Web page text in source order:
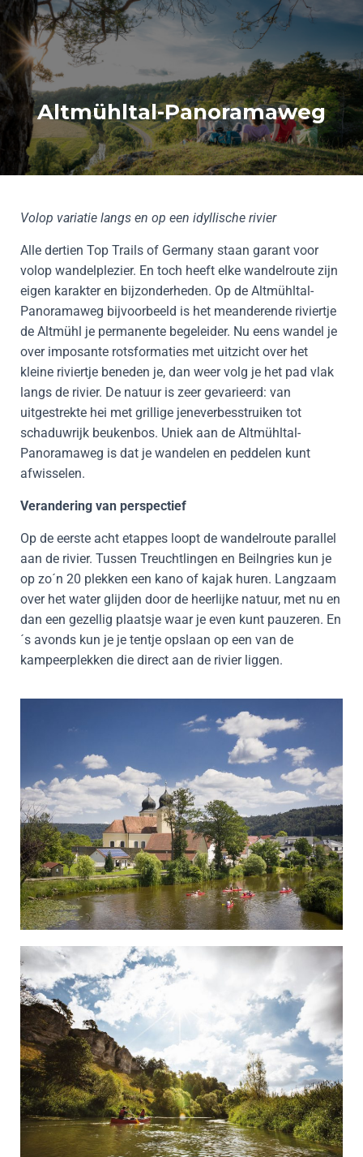
Altmühltal-Panoramaweg
Volop variatie langs en op een idyllische rivier
Alle dertien Top Trails of Germany staan garant voor
volop wandelplezier. En toch heeft elke wandelroute zijn
eigen karakter en bijzonderheden. Op de Altmühltal-
Panoramaweg bijvoorbeeld is het meanderende riviertje
de Altmühl je permanente begeleider. Nu eens wandel je
over imposante rotsformaties met uitzicht over het
kleine riviertje beneden je, dan weer volg je het pad vlak
langs de rivier. De natuur is zeer gevarieerd: van
uitgestrekte hei met grillige jeneverbesstruiken tot
schaduwrijk beukenbos. Uniek aan de Altmühltal-
Panoramaweg is dat je wandelen en peddelen kunt
afwisselen.
Verandering van perspectief
Op de eerste acht etappes loopt de wandelroute parallel
aan de rivier. Tussen Treuchtlingen en Beilngries kun je
op zo´n 20 plekken een kano of kajak huren. Langzaam
over het water glijden door de heerlijke natuur, met nu en
dan een gezellig plaatsje waar je even kunt pauzeren. En
´s avonds kun je je tentje opslaan op een van de
kampeerplekken die direct aan de rivier liggen.